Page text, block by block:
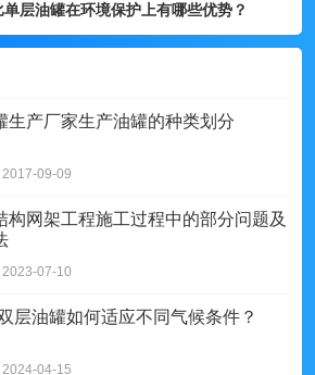
层油罐在环境保护上有哪些优势？
生产厂家生产油罐的种类划分
2017-09-09
构网架工程施工过程中的部分问题及
2023-07-10
层油罐如何适应不同气候条件？
2024-04-15